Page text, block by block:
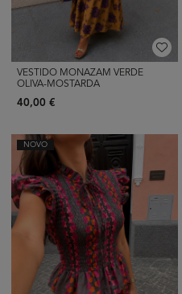
VESTIDO MONAZAM VERDE
OLIVA-MOSTARDA
40,00 €
NOVO